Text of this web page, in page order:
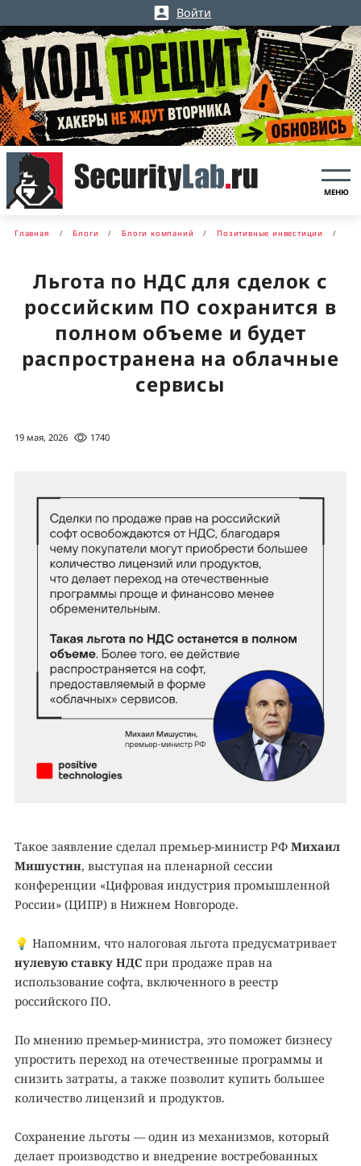
Войти
МЕНЮ
Главная Блоги Блоги компаний Позитивные инвестиции
Льгота по НДС для сделок с
российским ПО сохранится в
полном объеме и будет
распространена на облачные
сервисы
19 мая, 2026 1740
Такое заявление сделал премьер-министр РФ Михаил
Мишустин, выступая на пленарной сессии
конференции «Цифровая индустрия промышленной
России» (ЦИПР) в Нижнем Новгороде.
💡 Напомним, что налоговая льгота предусматривает
нулевую ставку НДС при продаже прав на
использование софта, включенного в реестр
российского ПО.
По мнению премьер-министра, это поможет бизнесу
упростить переход на отечественные программы и
снизить затраты, а также позволит купить большее
количество лицензий и продуктов.
Сохранение льготы — один из механизмов, который
делает производство и внедрение востребованных